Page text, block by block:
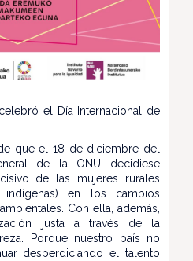
el Día Internacional de
que el 18 de diciembre del
de la ONU decidiese
de las mujeres rurales
indígenas) en los cambios
Con ella, además,
justa a través de la
Porque nuestro país no
desperdiciando el talento